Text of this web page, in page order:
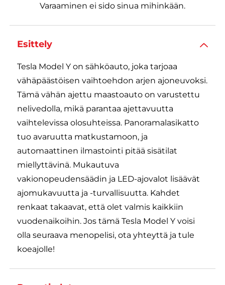
Varaaminen ei sido sinua mihinkään.
Esittely
Tesla Model Y on sähköauto, joka tarjoaa
vähäpäästöisen vaihtoehdon arjen ajoneuvoksi.
Tämä vähän ajettu maastoauto on varustettu
nelivedolla, mikä parantaa ajettavuutta
vaihtelevissa olosuhteissa. Panoramalasikatto
tuo avaruutta matkustamoon, ja
automaattinen ilmastointi pitää sisätilat
miellyttävinä. Mukautuva
vakionopeudensäädin ja LED-ajovalot lisäävät
ajomukavuutta ja -turvallisuutta. Kahdet
renkaat takaavat, että olet valmis kaikkiin
vuodenaikoihin. Jos tämä Tesla Model Y voisi
olla seuraava menopelisi, ota yhteyttä ja tule
koeajolle!